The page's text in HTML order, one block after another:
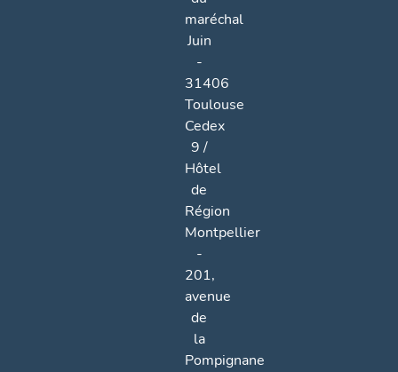
maréchal
Juin
-
31406
Toulouse
Cedex
9 /
Hôtel
de
Région
Montpellier
-
201,
avenue
de
la
Pompignane